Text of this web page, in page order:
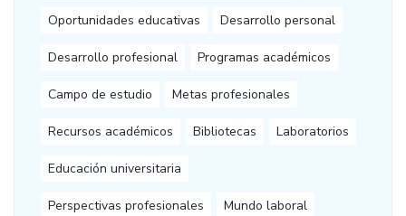
Oportunidades educativas Desarrollo personal
Desarrollo profesional Programas académicos
Campo de estudio Metas profesionales
Recursos académicos Bibliotecas Laboratorios
Educación universitaria
Perspectivas profesionales Mundo laboral